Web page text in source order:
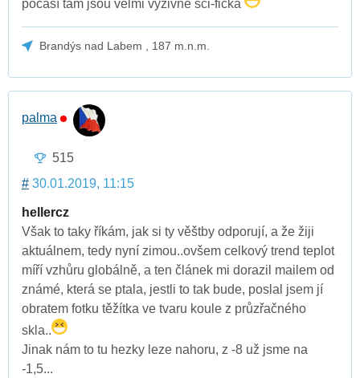
počasí tam jsou velmi výživné sci-fička
Brandýs nad Labem , 187 m.n.m.
palma
515
# 30.01.2019, 11:15
hellercz
Však to taky říkám, jak si ty věštby odporují, a že žiji
aktuálnem, tedy nyní zimou..ovšem celkový trend teplot
míří vzhůru globálně, a ten článek mi dorazil mailem od
známé, která se ptala, jestli to tak bude, poslal jsem jí
obratem fotku těžítka ve tvaru koule z průzřačného
skla..
Jinak nám to tu hezky leze nahoru, z -8 už jsme na
-1,5...